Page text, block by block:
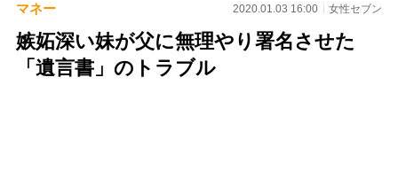
マネー 2020.01.03 16:00 女性セブン
嫉妬深い妹が父に無理やり署名させた
「遺言書」のトラブル